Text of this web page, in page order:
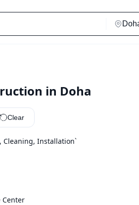
in Doha
Clear
Cleaning, Installation`
Center